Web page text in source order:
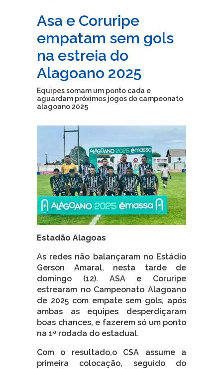
Asa e Coruripe
empatam sem gols
na estreia do
Alagoano 2025
Equipes somam um ponto cada e
aguardam próximos jogos do campeonato
alagoano 2025
Estadão Alagoas
As redes não balançaram no Estádio
Gerson Amaral, nesta tarde de
domingo (12). ASA e Coruripe
estrearam no Campeonato Alagoano
de 2025 com empate sem gols, após
ambas as equipes desperdiçaram
boas chances, e fazerem só um ponto
na 1ª rodada do estadual.
Com o resultado,o CSA assume a
primeira colocação, seguido do